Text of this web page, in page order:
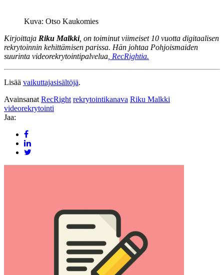
Kuva: Otso Kaukomies
Kirjoittaja Riku Malkki, on toiminut viimeiset 10 vuotta digitaalisen
rekrytoinnin kehittämisen parissa. Hän johtaa Pohjoismaiden
suurinta videorekrytointipalvelua , RecRightia.
Lisää vaikuttajasisältöjä.
Avainsanat RecRight rekrytointikanava Riku Malkki
videorekrytointi
Jaa: